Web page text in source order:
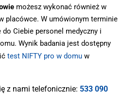
możesz wykonać również w
placówce. W umówionym terminie
do Ciebie personel medyczny i
Wynik badania jest dostępny
test NIFTY pro w domu w
z nami telefonicznie: 533 090